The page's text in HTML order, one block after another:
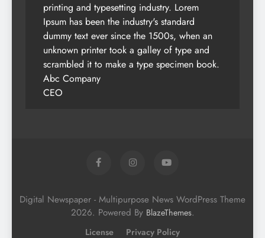
printing and typesetting industry. Lorem
Ipsum has been the industry's standard
dummy text ever since the 1500s, when an
unknown printer took a galley of type and
scrambled it to make a type specimen book.
Abc Company
CEO
Digital Newspaper - Multipurpose News WordPress Theme
2026. Powered By BlazeThemes.
License Privacy Policy